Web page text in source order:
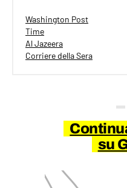
Washington Post
Time
Al Jazeera
Corriere della Sera
su